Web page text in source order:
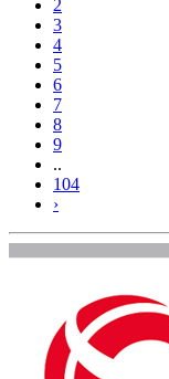
2
3
4
5
6
7
8
9
..
104
›